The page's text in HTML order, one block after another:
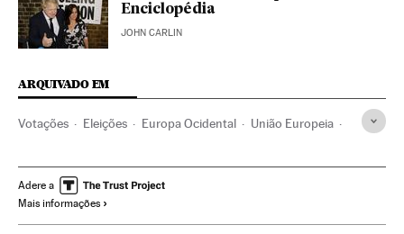
Enciclopédia
JOHN CARLIN
ARQUIVADO EM
Votações Eleições Europa Ocidental União Europeia
Brexit Martin Schulz Referendos UE
Adere a
Mais informações